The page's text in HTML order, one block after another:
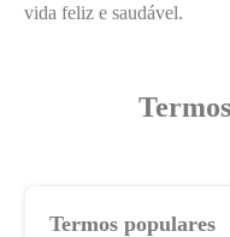
vida feliz e saudável.
Termos populares